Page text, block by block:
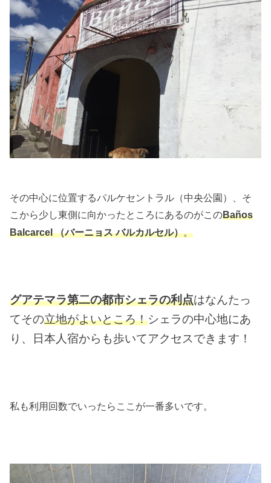
その中心に位置するパルケセントラル（中央公園）、そ
こから少し東側に向かったところにあるのがこのBaños
Balcarcel（バーニョス バルカルセル）。
グアテマラ第二の都市シェラの利点はなんたっ
てその立地がよいところ！シェラの中心地にあ
り、日本人宿からも歩いてアクセスできます！
私も利用回数でいったらここが一番多いです。